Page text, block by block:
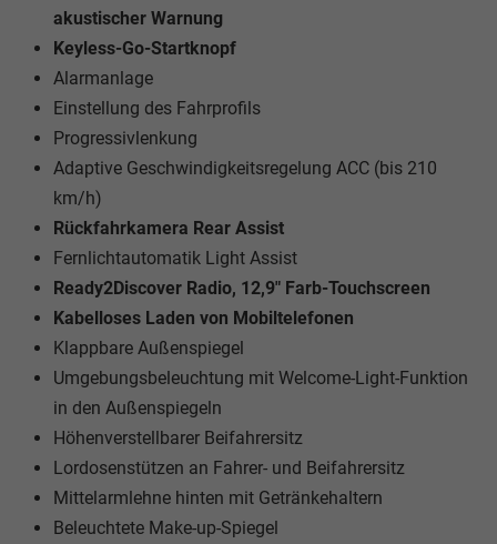
akustischer Warnung
Keyless-Go-Startknopf
Alarmanlage
Einstellung des Fahrprofils
Progressivlenkung
Adaptive Geschwindigkeitsregelung ACC (bis 210
km/h)
Rückfahrkamera Rear Assist
Fernlichtautomatik Light Assist
Ready2Discover Radio, 12,9" Farb-Touchscreen
Kabelloses Laden von Mobiltelefonen
Klappbare Außenspiegel
Umgebungsbeleuchtung mit Welcome-Light-Funktion
in den Außenspiegeln
Höhenverstellbarer Beifahrersitz
Lordosenstützen an Fahrer- und Beifahrersitz
Mittelarmlehne hinten mit Getränkehaltern
Beleuchtete Make-up-Spiegel